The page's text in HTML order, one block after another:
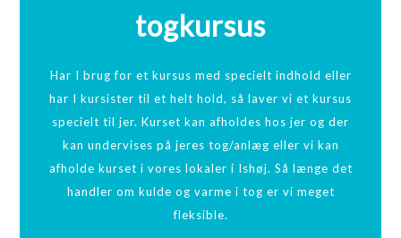
togkursus
Har I brug for et kursus med specielt indhold eller
har I kursister til et helt hold, så laver vi et kursus
specielt til jer. Kurset kan afholdes hos jer og der
kan undervises på jeres tog/anlæg eller vi kan
afholde kurset i vores lokaler i Ishøj. Så længe det
handler om kulde og varme i tog er vi meget
fleksible.